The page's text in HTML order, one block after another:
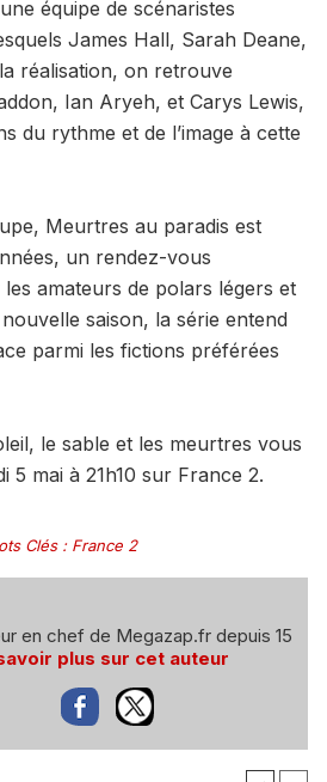
équipe de scénaristes
James Hall, Sarah Deane,
réalisation, on retrouve
Ian Aryeh, et Carys Lewis,
du rythme et de l’image à cette
Meurtres au paradis est
un rendez-vous
amateurs de polars légers et
saison, la série entend
parmi les fictions préférées
le sable et les meurtres vous
5 mai à 21h10 sur France 2.
Clés: France 2
en chef de Megazap.fr depuis 15
plus sur cet auteur